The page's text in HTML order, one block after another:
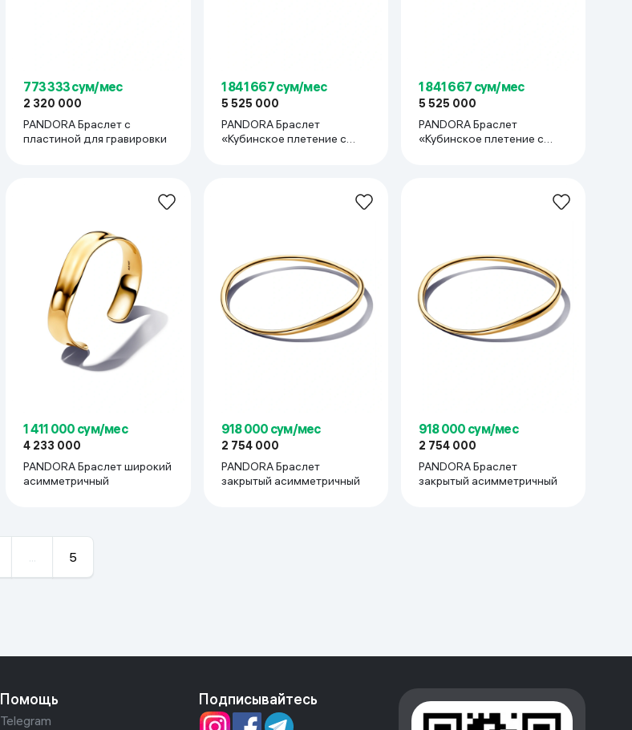
773 333 сум/мес
2 320 000
PANDORA Браслет с
пластиной для гравировки
1 841 667 сум/мес
5 525 000
PANDORA Браслет
«Кубинское плетение с
1 841 667 сум/мес
5 525 000
PANDORA Браслет
«Кубинское плетение с
1 411 000 сум/мес
4 233 000
PANDORA Браслет широкий
асимметричный
918 000 сум/мес
2 754 000
PANDORA Браслет
закрытый асимметричный
918 000 сум/мес
2 754 000
PANDORA Браслет
закрытый асимметричный
... 5
Помощь
Telegram
Подписывайтесь